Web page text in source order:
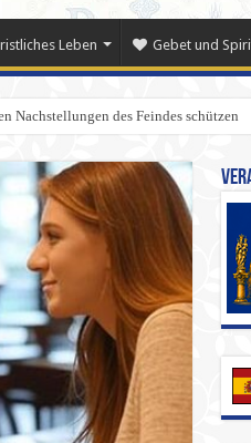
Leben Gebet und
Nachstellungen des Feindes schützen